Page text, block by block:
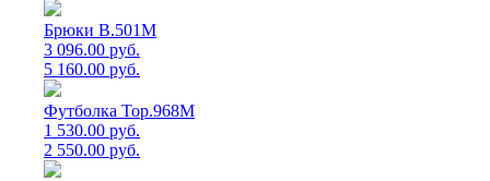
Брюки B.501M
3 096.00 руб.
5 160.00 руб.
Футболка Top.968M
1 530.00 руб.
2 550.00 руб.